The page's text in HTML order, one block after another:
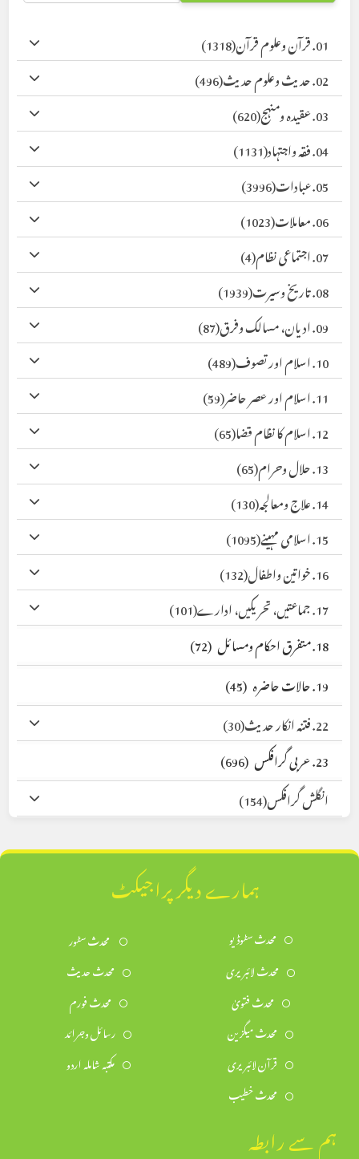
01. قرآن وعلوم قرآن
(1318)
02. حدیث وعلوم حدیث
(496)
03. عقیدہ ومنہج
(620)
04. فقہ واجتہاد
(1131)
05. عبادات
(3996)
06. معاملات
(1023)
07. اجتماعی نظام
(4)
08. تاریخ وسیرت
(1939)
09. ادیان، مسالک وفرق
(87)
10. اسلام اور تصوف
(489)
11. اسلام اور عصر حاضر
(59)
12. اسلام کا نظام قضا
(65)
13. حلال وحرام
(65)
14. علاج ومعالجہ
(130)
15. اسلامی مہینے
(1095)
16. خواتین واطفال
(132)
17. جماعتیں، تحریکیں، ادارے
(101)
18. متفرق احکام ومسائل
(72)
19. حالات حاضرہ
(45)
22. فتنہ انکار حدیث
(30)
23. عربی گرافکس
(696)
انگلش گرافکس(154)
ہمارے دیگر پراجیکٹ
محدث سٹوڈیو
محدث سٹور
محدث لائبریری
محدث حدیث
محدث فتویٰ
محدث فورم
محدث میگزین
رسائل وجرائد
قرآن لائبریری
مکتبہ شاملہ اردو
محدث خطیب
ہم سے رابطہ